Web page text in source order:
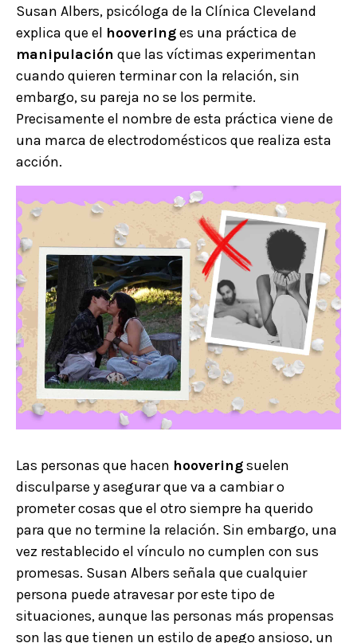
Susan Albers, psicóloga de la Clínica Cleveland
explica que el hooveringes una práctica de
manipulación que las víctimas experimentan
cuando quieren terminar con la relación, sin
embargo, su pareja no se los permite.
Precisamente el nombre de esta práctica viene de
una marca de electrodomésticos que realiza esta
acción.
Las personas que hacen hooveringsuelen
disculparse y asegurar que va a cambiar o
prometer cosas que el otro siempre ha querido
para que no termine la relación. Sin embargo, una
vez restablecido el vínculo no cumplen con sus
promesas. Susan Albers señala que cualquier
persona puede atravesar por este tipo de
situaciones, aunque las personas más propensas
son las que tienen un estilo de apego ansioso, un